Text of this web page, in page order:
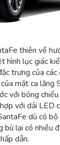
thiên về
hình lục giác
trưng của các
mặt ca lăng
với bóng
với dải LED
dù có
bù lại có nhiều
dẫn.